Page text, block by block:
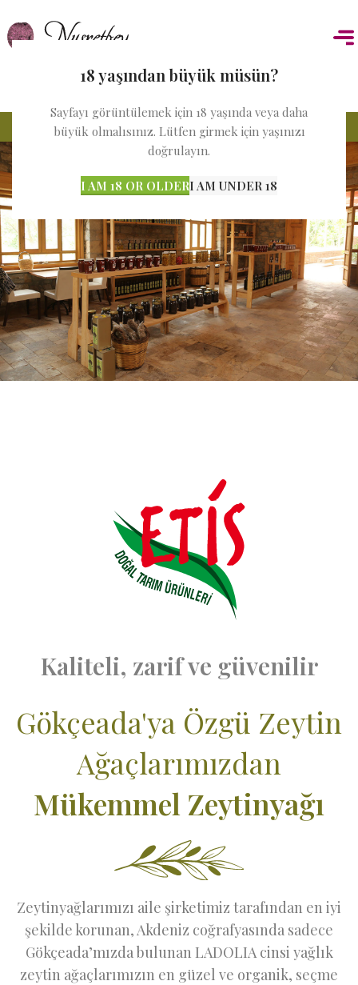
18 yaşından büyük müsün?
Sayfayı görüntülemek için 18 yaşında veya daha
büyük olmalısınız. Lütfen girmek için yaşınızı
doğrulayın.
I AM 18 OR OLDERI AM UNDER 18
ZEYTİNYAĞI
Kaliteli, zarif ve güvenilir
Gökçeada'ya Özgü Zeytin
Ağaçlarımızdan
Mükemmel Zeytinyağı
Zeytinyağlarımızı aile şirketimiz tarafından en iyi
şekilde korunan, Akdeniz coğrafyasında sadece
Gökçeada’mızda bulunan LADOLIA cinsi yağlık
zeytin ağaçlarımızın en güzel ve organik, seçme